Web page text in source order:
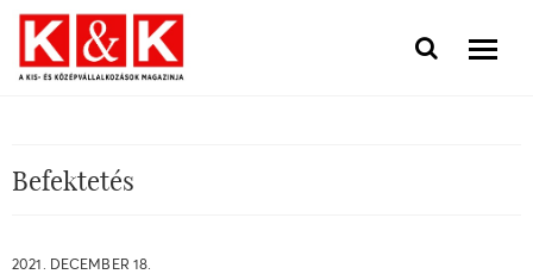
Befektetés
2021. DECEMBER 18.